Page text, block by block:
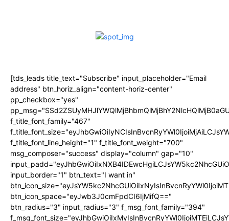
[tds_leads title_text="Subscribe" input_placeholder="Email
address" btn_horiz_align="content-horiz-center"
pp_checkbox="yes"
f_title_font_family="467"
f_title_font_line_height="1" f_title_font_weight="700"
msg_composer="success" display="column" gap="10"
input_border="1" btn_text="I want in"
btn_icon_space="eyJwb3J0cmFpdCI6IjMifQ=="
btn_radius="3" input_radius="3" f_msg_font_family="394"